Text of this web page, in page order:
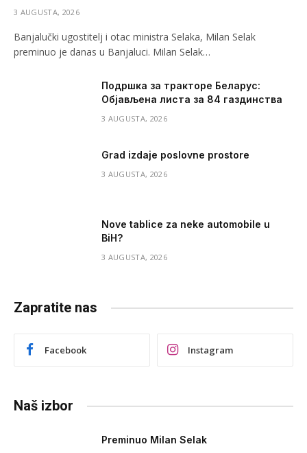
3 AUGUSTA, 2026
Banjalučki ugostitelj i otac ministra Selaka, Milan Selak
preminuo je danas u Banjaluci. Milan Selak…
Подршка за тракторе Беларус:
Објављена листа за 84 газдинства
3 AUGUSTA, 2026
Grad izdaje poslovne prostore
3 AUGUSTA, 2026
Nove tablice za neke automobile u
BiH?
3 AUGUSTA, 2026
Zapratite nas
Facebook Instagram
Naš izbor
Preminuo Milan Selak